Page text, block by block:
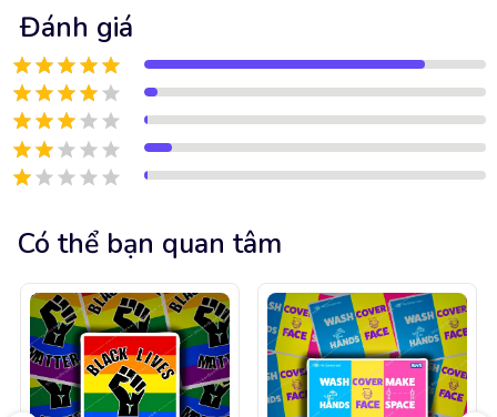
Đánh giá
Có thể bạn quan tâm